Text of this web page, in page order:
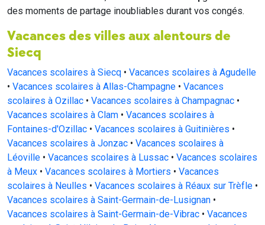
des moments de partage inoubliables durant vos congés.
Vacances des villes aux alentours de
Siecq
Vacances scolaires à Siecq • Vacances scolaires à Agudelle
• Vacances scolaires à Allas-Champagne • Vacances
scolaires à Ozillac • Vacances scolaires à Champagnac •
Vacances scolaires à Clam • Vacances scolaires à
Fontaines-d'Ozillac • Vacances scolaires à Guitinières •
Vacances scolaires à Jonzac • Vacances scolaires à
Léoville • Vacances scolaires à Lussac • Vacances scolaires
à Meux • Vacances scolaires à Mortiers • Vacances
scolaires à Neulles • Vacances scolaires à Réaux sur Trèfle •
Vacances scolaires à Saint-Germain-de-Lusignan •
Vacances scolaires à Saint-Germain-de-Vibrac • Vacances